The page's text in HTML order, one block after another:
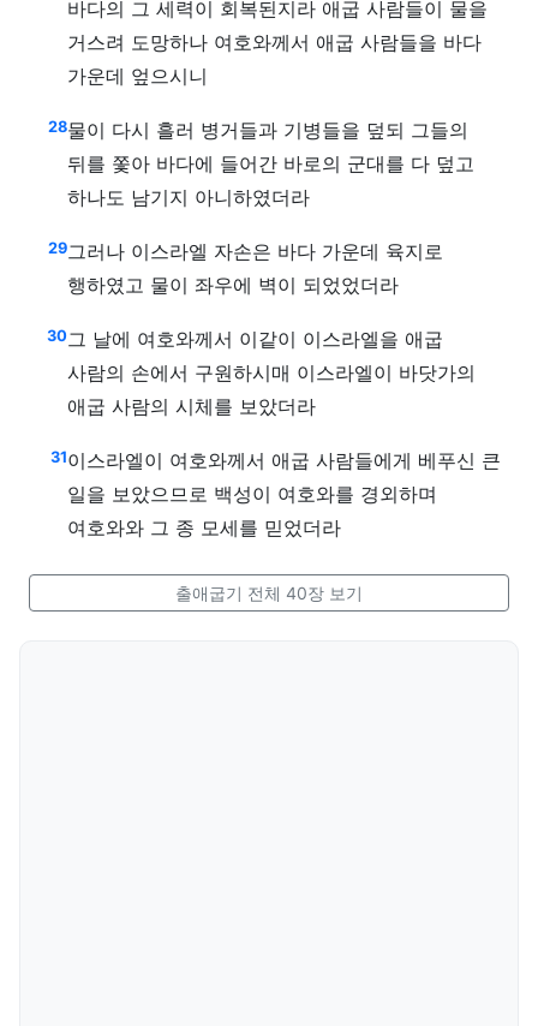
바다의 그 세력이 회복된지라 애굽 사람들이 물을
거스려 도망하나 여호와께서 애굽 사람들을 바다
가운데 엎으시니
28물이 다시 흘러 병거들과 기병들을 덮되 그들의
뒤를 쫓아 바다에 들어간 바로의 군대를 다 덮고
하나도 남기지 아니하였더라
29그러나 이스라엘 자손은 바다 가운데 육지로
행하였고 물이 좌우에 벽이 되었었더라
30그 날에 여호와께서 이같이 이스라엘을 애굽
사람의 손에서 구원하시매 이스라엘이 바닷가의
애굽 사람의 시체를 보았더라
31이스라엘이 여호와께서 애굽 사람들에게 베푸신 큰
일을 보았으므로 백성이 여호와를 경외하며
여호와와 그 종 모세를 믿었더라
출애굽기 전체 40장 보기